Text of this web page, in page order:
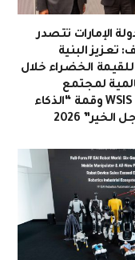
الإمارات تتصدر
البنية
للقيمة الخضراء خلال
لمجتمع
المعلومات WSIS 2026 وقمة “الذكاء
2026